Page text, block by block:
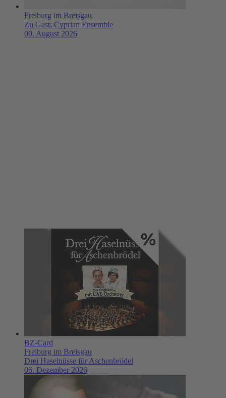
Freiburg im Breisgau
Zu Gast: Cyprian Ensemble
09. August 2026
BZ-Card
Freiburg im Breisgau
Drei Haselnüsse für Aschenbrödel
06. Dezember 2026